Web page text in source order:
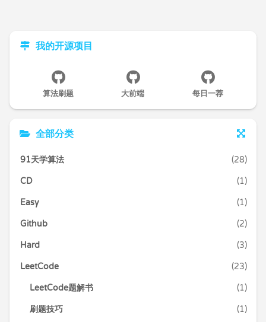
我的开源项目
算法刷题 大前端 每日一荐
全部分类
91天学算法 (28)
CD (1)
Easy (1)
Github (2)
Hard (3)
LeetCode (23)
LeetCode题解书 (1)
刷题技巧 (1)